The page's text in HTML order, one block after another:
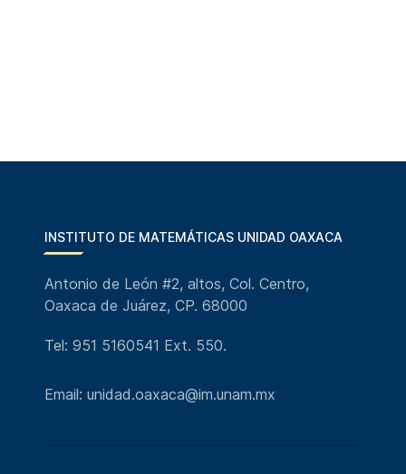
INSTITUTO DE MATEMÁTICAS UNIDAD OAXACA
Antonio de León #2, altos, Col. Centro,
Oaxaca de Juárez, CP. 68000
Tel: 951 5160541 Ext. 550.
Email: unidad.oaxaca@im.unam.mx